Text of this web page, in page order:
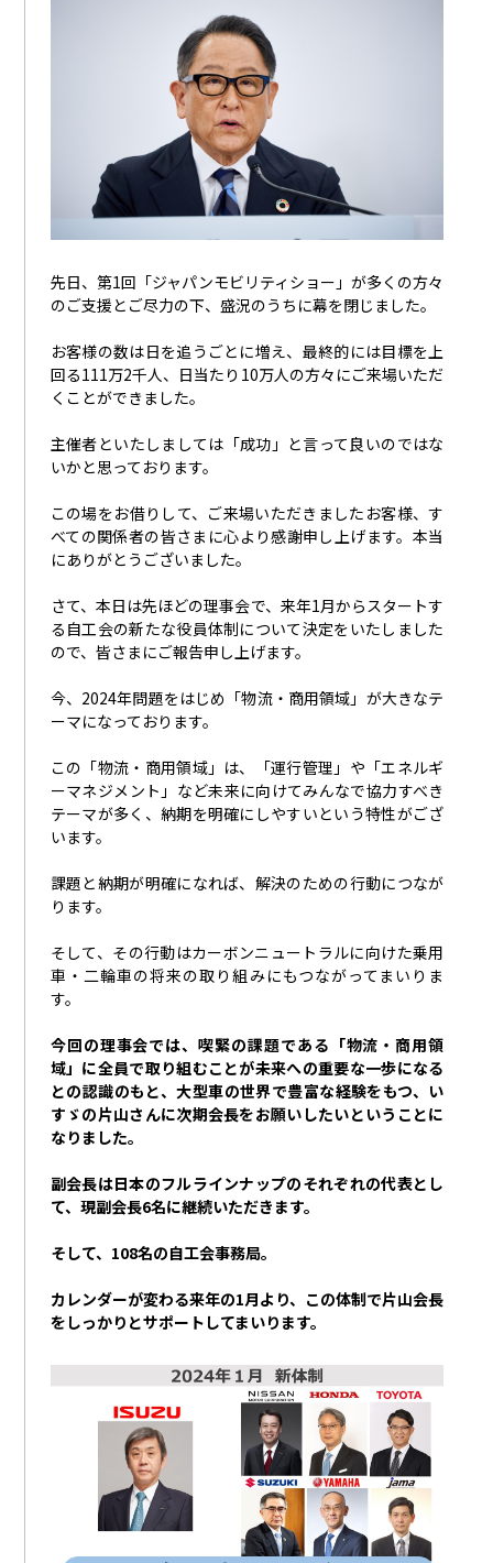
先日、第1回「ジャパンモビリティショー」が多くの方々
のご支援とご尽力の下、盛況のうちに幕を閉じました。
お客様の数は日を追うごとに増え、最終的には目標を上
回る111万2千人、日当たり 10万人の方々にご来場いただ
くことができました。
主催者といたしましては「成功」と言って良いのではな
いかと思っております。
この場をお借りして、ご来場いただきましたお客様、す
べての関係者の皆さまに心より感謝申し上げます。本当
にありがとうございました。
さて、本日は先ほどの理事会で、来年1月からスタートす
る自工会の新たな役員体制について決定をいたしました
ので、皆さまにご報告申し上げます。
今、 2024年問題をはじめ「物流・商用領域」が大きなテ
ーマになっております。
この「物流・商用領域」は、「運行管理」や「エネルギ
ーマネジメント」など未来に向けてみんなで協力すべき
テーマが多く、納期を明確にしやすいという特性がござ
います。
課題と納期が明確になれば、解決のための行動につなが
ります。
そして、その行動はカーボンニュートラルに向けた乗用
車・二輪車の将来の取り組みにもつながってまいりま
す。
今回の理事会では、喫緊の課題である「物流・商用領
域」に全員で取り組むことが未来への重要な一歩になる
との認識のもと、大型車の世界で豊富な経験をもつ、い
すゞの片山さんに次期会長をお願いしたいということに
なりました。
副会長は日本のフルラインナップのそれぞれの代表とし
て、現副会長6名に継続いただきます。
そして、 108名の自工会事務局。
カレンダーが変わる来年の1月より、この体制で片山会長
をしっかりとサポートしてまいります。